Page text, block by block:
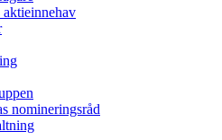
nomineringsråd